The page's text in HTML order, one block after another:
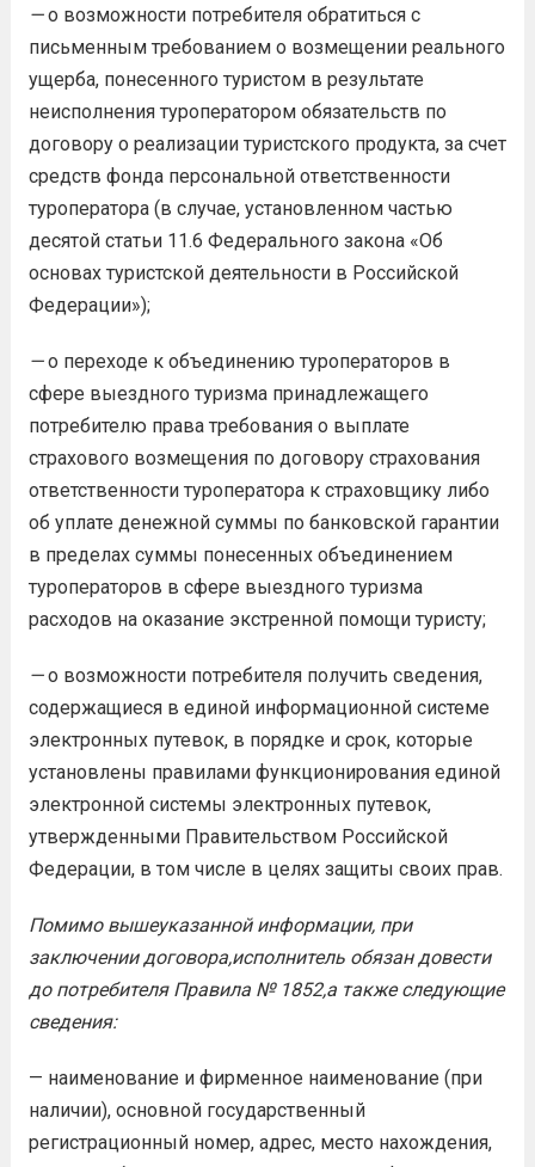
—о возможности потребителя обратиться с
письменным требованием о возмещении реального
ущерба, понесенного туристом в результате
неисполнения туроператором обязательств по
договору о реализации туристского продукта, за счет
средств фонда персональной ответственности
туроператора (в случае, установленном частью
десятой статьи 11.6 Федерального закона «Об
основах туристской деятельности в Российской
Федерации»);
—о переходе к объединению туроператоров в
сфере выездного туризма принадлежащего
потребителю права требования о выплате
страхового возмещения по договору страхования
ответственности туроператора к страховщику либо
об уплате денежной суммы по банковской гарантии
в пределах суммы понесенных объединением
туроператоров в сфере выездного туризма
расходов на оказание экстренной помощи туристу;
—о возможности потребителя получить сведения,
содержащиеся в единой информационной системе
электронных путевок, в порядке и срок, которые
установлены правилами функционирования единой
электронной системы электронных путевок,
утвержденными Правительством Российской
Федерации, в том числе в целях защиты своих прав.
Помимо вышеуказанной информации, при
заключении договора,исполнитель обязан довести
допотребителя Правила№ 1852,а такжеследующие
сведения:
— наименование и фирменное наименование (при
наличии), основной государственный
регистрационный номер, адрес, место нахождения,